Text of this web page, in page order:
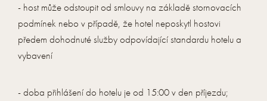
- host může odstoupit od smlouvy na základě stornovacích
podmínek nebo v případě, že hotel neposkytl hostovi
předem dohodnuté služby odpovídající standardu hotelu a
vybavení
- doba přihlášení do hotelu je od 15:00 v den příjezdu;